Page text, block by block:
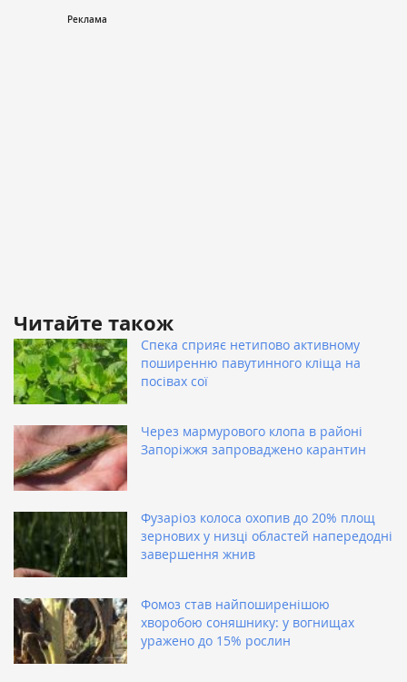
Читайте також
Спека сприяє нетипово активному
поширенню павутинного кліща на
посівах сої
Через мармурового клопа в районі
Запоріжжя запроваджено карантин
Фузаріоз колоса охопив до 20% площ
зернових у низці областей напередодні
завершення жнив
Фомоз став найпоширенішою
хворобою соняшнику: у вогнищах
уражено до 15% рослин